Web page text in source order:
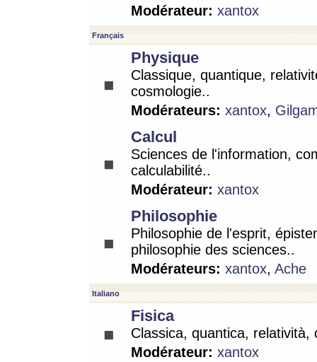
Modérateur: xantox
Français
Physique
Classique, quantique,
cosmologie..
Modérateurs: xantox,
Calcul
Sciences de l'information,
calculabilité..
Modérateur: xantox
Philosophie
Philosophie de l'esprit,
philosophie des sciences..
Modérateurs: xantox, Ache
Italiano
Fisica
Classica, quantica, relatività,
Modérateur: xantox